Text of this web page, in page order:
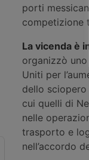
porti
competizione
La vicenda è
organizzò
Uniti per
dello
cui quelli di
nelle
trasporto e
nell’accordo